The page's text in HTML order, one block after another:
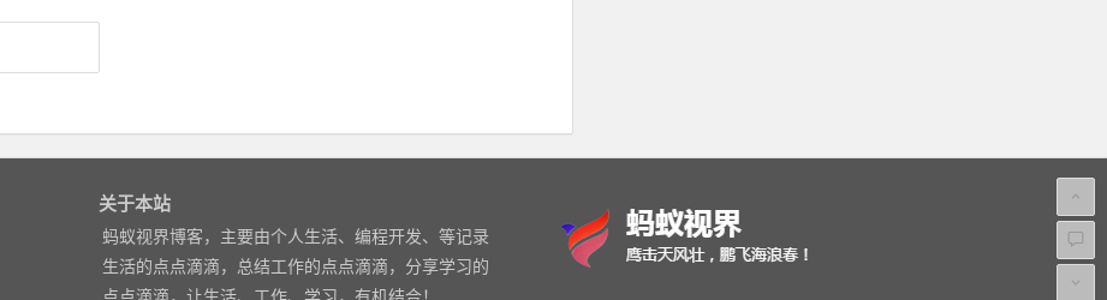
关于本站
蚂蚁视界博客，主要由个人生活、编程开发、等记录
生活的点点滴滴，总结工作的点点滴滴，分享学习的